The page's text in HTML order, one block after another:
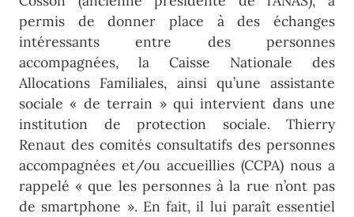
permis de donner place à des échanges
intéressants entre des personnes
accompagnées, la Caisse Nationale des
Allocations Familiales, ainsi qu’une assistante
sociale « de terrain » qui intervient dans une
institution de protection sociale. Thierry
Renaut des comités consultatifs des personnes
accompagnées et/ou accueillies (CCPA) nous a
rappelé « que les personnes à la rue n’ont pas
de smartphone ». En fait, il lui paraît essentiel